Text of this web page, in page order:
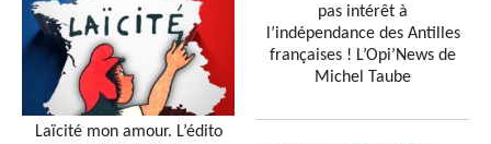
Laïcité mon amour. L’édito
pas intérêt à
l’indépendance des Antilles
françaises ! L’Opi’News de
Michel Taube